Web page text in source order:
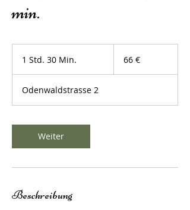
min.
1 Std. 30 Min.
d
3
M
n
66 €
Odenwaldstrasse 2
Weiter
Beschreibung